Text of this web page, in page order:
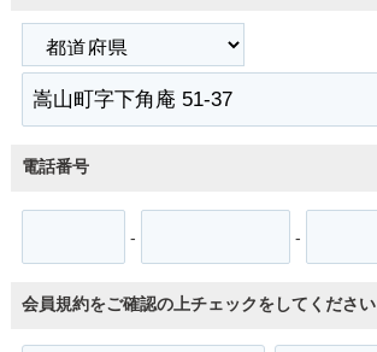
電話番号
- -
会員規約をご確認の上チェックをしてください